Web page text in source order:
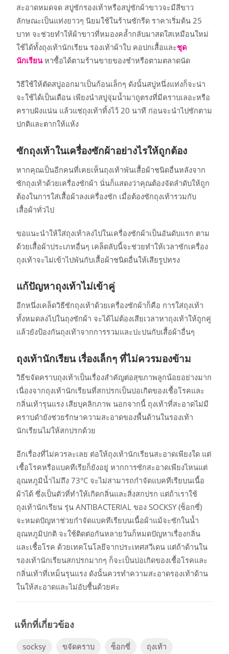
สะอาดหมดจด สบู่ซักรองเท้าหรือสบู่ซักผ้าขาวจะมีสีขาว
ลักษณะเป็นแท่งยาวๆ นิยมใช้ในร้านซักรีด ราคาเริ่มต้น 25
บาท จะช่วยทำให้ผ้าขาวที่หมองคล้ำกลับมาสดใสเหมือนใหม่
ใช้ได้ทั้งถุงเท้านักเรียน รองเท้าผ้าใบ คอปกเสื้อและชุด
นักเรียน หาซื้อได้ตามร้านขายของชำหรือตามตลาดนัด
วิธีใช้ให้ตัดสบู่ออกมาเป็นก้อนเล็กๆ ดังนั้นสบู่หนึ่งแท่งก็จะน่า
จะใช้ได้เป็นเดือน เพียงนำสบู่จุ่มน้ำมาถูตรงที่มีคราบเลอะหรือ
คราบฝังแน่น แล้วแช่ถุงเท้าทิ้งไว้ 20 นาที ก่อนจะนำไปซักตาม
ปกติและตากให้แห้ง
ซักถุงเท้าในเครื่องซักผ้าอย่างไรให้ถูกต้อง
หากคุณเป็นอีกคนที่เคยเห็นถุงเท้าพันเสื้อผ้าชนิดอื่นหลังจาก
ซักถุงเท้าด้วยเครื่องซักผ้า นั่นก็แสดงว่าคุณต้องจัดลำดับให้ถูก
ต้องในการใส่เสื้อผ้าลงเครื่องซัก เมื่อต้องซักถุงเท้ารวมกับ
เสื้อผ้าทั่วไป
ขอแนะนำให้ใส่ถุงเท้าลงไปในเครื่องซักผ้าเป็นอันดับแรก ตาม
ด้วยเสื้อผ้าประเภทอื่นๆ เคล็ดลับนี้จะช่วยทำให้เวลาซักเครื่อง
ถุงเท้าจะไม่เข้าไปพันกับเสื้อผ้าชนิดอื่นให้เสียรูปทรง
แก้ปัญหาถุงเท้าไม่เข้าคู่
อีกหนึ่งเคล็ดวิธีซักถุงเท้าด้วยเครื่องซักผ้าก็คือ การใส่ถุงเท้า
ทั้งหมดลงไปในถุงซักผ้า จะได้ไม่ต้องเสียเวลาหาถุงเท้าให้ถูกคู่
แล้วยังป้องกันถุงเท้าจากการรวมและปะปนกับเสื้อผ้าอื่นๆ
ถุงเท้านักเรียน เรื่องเล็กๆ ที่ไม่ควรมองข้าม
วิธีขจัดคราบถุงเท้าเป็นเรื่องสำคัญต่อสุขภาพลูกน้อยอย่างมาก
เนื่องจากถุงเท้านักเรียนที่สกปรกเป็นบ่อเกิดของเชื้อโรคและ
กลิ่นเท้ารุนแรง เสียบุคลิกภาพ นอกจากนี้ ถุงเท้าที่สะอาดไม่มี
คราบดำยังช่วยรักษาความสะอาดของพื้นด้านในรองเท้า
นักเรียนไม่ให้สกปรกด้วย
อีกเรื่องที่ไม่ควรละเลย ต่อให้ถุงเท้านักเรียนสะอาดเพียงใด แต่
เชื้อโรคหรือแบคทีเรียก็ยังอยู่ หากการซักสะอาดเพียงไหนแต่
อุณหภูมิน้ำไม่ถึง 73°C จะไม่สามารถกำจัดแบคทีเรียบนเนื้อ
ผ้าได้ ซึ่งเป็นตัวที่ทำให้เกิดกลิ่นและสิ่งสกปรก แต่ถ้าเราใช้
ถุงเท้านักเรียน รุ่น ANTIBACTERIAL ของ SOCKSY (ซ็อกซี่)
จะหมดปัญหาช่วยกำจัดแบคทีเรียบนเนื้อผ้าแม้จะซักในน้ำ
อุณหภูมิปกติ จะใช้ติดต่อกันหลายวันก็หมดปัญหาเรื่องกลิ่น
และเชื้อโรค ด้วยเทคโนโลยีจากประเทศสวีเดน แต่ถ้าด้านใน
รองเท้านักเรียนสกปรกมากๆ ก็จะเป็นบ่อเกิดของเชื้อโรคและ
กลิ่นเท้าที่เหม็นรุนแรง ดังนั้นควรทำความสะอาดรองเท้าด้าน
ในให้สะอาดและไม่อับชื้นด้วยค่ะ
socksy ขจัดคราบ ซ็อกซี่ ถุงเท้า